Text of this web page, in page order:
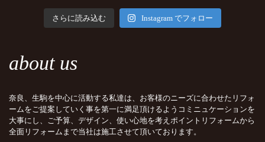
さらに読み込む Instagram でフォロー
about us
奈良、生駒を中心に活動する私達は、お客様のニーズに合わせたリフォ
ームをご提案していく事を第一に満足頂けるようコミニュケーションを
大事にし、ご予算、デザイン、使い心地を考えポイントリフォームから
全面リフォームまで当社は施工させて頂いております。